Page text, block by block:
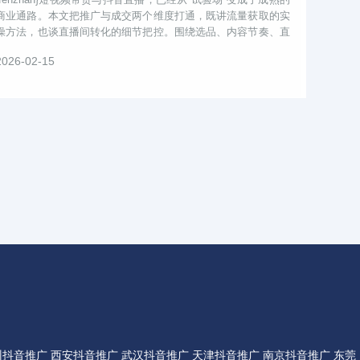
业通路。本文把推广与成交两个维度打通，既讲流量获取的实
方法，也谈直播间转化的细节把控。围绕选品、内容节奏、直
02-15
抖音推广 西安抖音推广 武汉抖音推广 天津抖音推广 南京抖音推广 东莞